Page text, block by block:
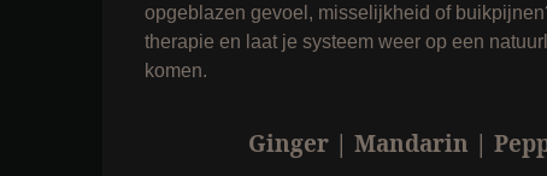
opgeblazen gevoel, misselijkheid of
therapie en laat je systeem weer op een
komen.
Ginger | Mandarin |